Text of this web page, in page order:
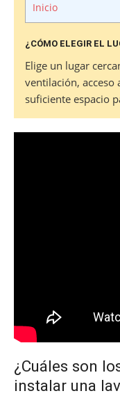
Inicio
¿CÓMO ELEGIR EL
Elige un lugar
ventilación, acceso
suficiente espacio
¿Cuáles son
instalar una